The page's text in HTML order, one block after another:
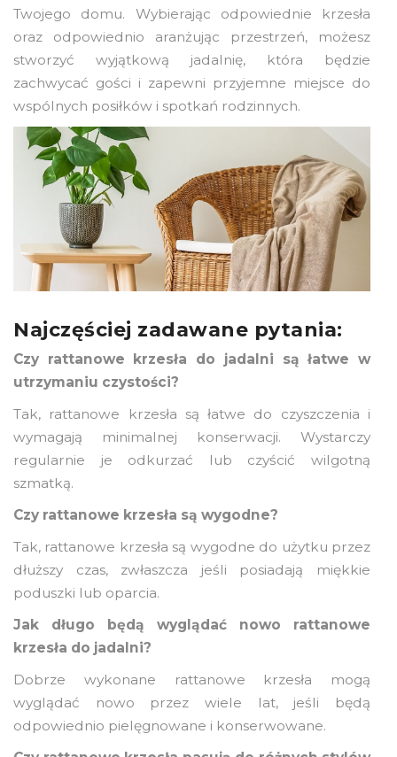
Twojego domu. Wybierając odpowiednie krzesła
oraz odpowiednio aranżując przestrzeń, możesz
stworzyć wyjątkową jadalnię, która będzie
zachwycać gości i zapewni przyjemne miejsce do
wspólnych posiłków i spotkań rodzinnych.
Najczęściej zadawane pytania:
Czy rattanowe krzesła do jadalni są łatwe w
utrzymaniu czystości?
Tak, rattanowe krzesła są łatwe do czyszczenia i
wymagają minimalnej konserwacji. Wystarczy
regularnie je odkurzać lub czyścić wilgotną
szmatką.
Czy rattanowe krzesła są wygodne?
Tak, rattanowe krzesła są wygodne do użytku przez
dłuższy czas, zwłaszcza jeśli posiadają miękkie
poduszki lub oparcia.
Jak długo będą wyglądać nowo rattanowe
krzesła do jadalni?
Dobrze wykonane rattanowe krzesła mogą
wyglądać nowo przez wiele lat, jeśli będą
odpowiednio pielęgnowane i konserwowane.